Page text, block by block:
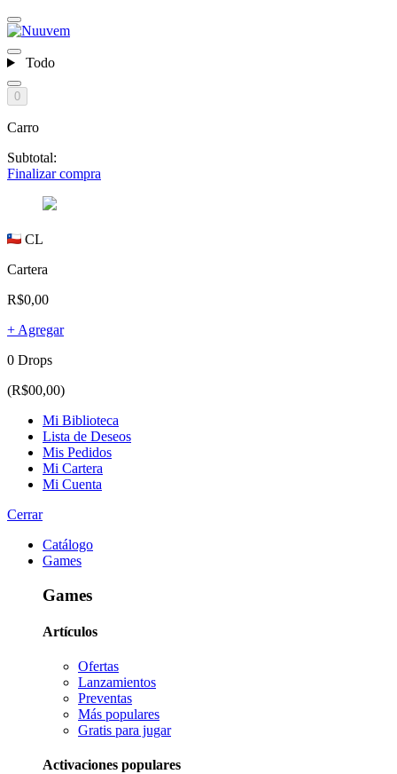
Todo
0
Carro
Subtotal:
Finalizar compra
CL
Cartera
R$0,00
+ Agregar
0 Drops
(R$00,00)
Mi Biblioteca
Lista de Deseos
Mis Pedidos
Mi Cartera
Mi Cuenta
Cerrar
Catálogo
Games
Games
Artículos
Ofertas
Lanzamientos
Preventas
Más populares
Gratis para jugar
Activaciones populares